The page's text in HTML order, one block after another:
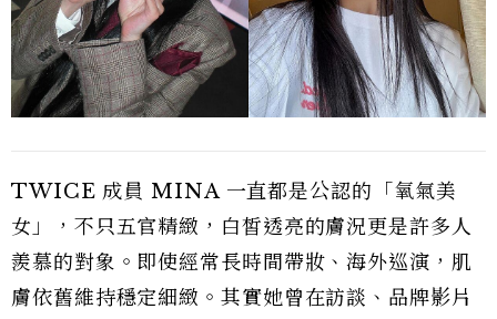
TWICE 成員 MINA 一直都是公認的「氧氣美
女」，不只五官精緻，白皙透亮的膚況更是許多人
羨慕的對象。即使經常長時間帶妝、海外巡演，肌
膚依舊維持穩定細緻。其實她曾在訪談、品牌影片